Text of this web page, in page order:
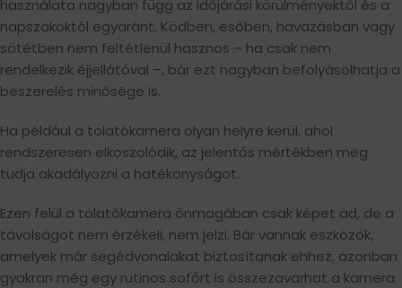
használata nagyban függ az időjárási körülményektől és a
napszakoktól egyaránt. Ködben, esőben, havazásban vagy
sötétben nem feltétlenül hasznos – ha csak nem
rendelkezik éjjellátóval –, bár ezt nagyban befolyásolhatja a
beszerelés minősége is.
Ha például a tolatókamera olyan helyre kerül, ahol
rendszeresen elkoszolódik, az jelentős mértékben meg
tudja akadályozni a hatékonyságot.
Ezen felül a tolatókamera önmagában csak képet ad, de a
távolságot nem érzékeli, nem jelzi. Bár vannak eszközök,
amelyek már segédvonalakat biztosítanak ehhez, azonban
gyakran még egy rutinos sofőrt is összezavarhat a kamera